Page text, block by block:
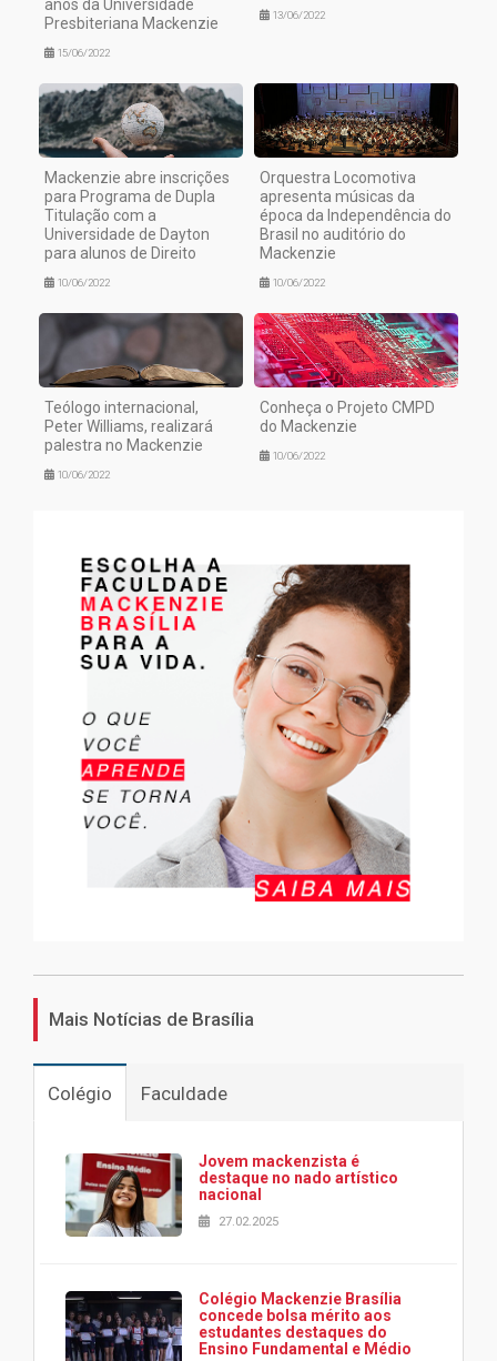
anos da Universidade
Presbiteriana Mackenzie
15/06/2022
13/06/2022
Mackenzie abre inscrições
para Programa de Dupla
Titulação com a
Universidade de Dayton
para alunos de Direito
10/06/2022
Orquestra Locomotiva
apresenta músicas da
época da Independência do
Brasil no auditório do
Mackenzie
10/06/2022
Teólogo internacional,
Peter Williams, realizará
palestra no Mackenzie
10/06/2022
Conheça o Projeto CMPD
do Mackenzie
10/06/2022
Mais Notícias de Brasília
Colégio Faculdade
Jovem mackenzista é
destaque no nado artístico
nacional
27.02.2025
Colégio Mackenzie Brasília
concede bolsa mérito aos
estudantes destaques do
Ensino Fundamental e Médio